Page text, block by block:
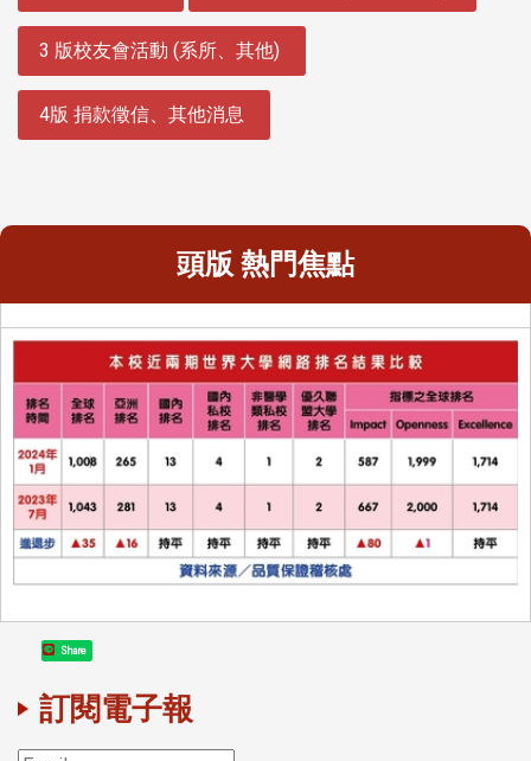
3 版校友會活動 (系所、其他)
4版 捐款徵信、其他消息
頭版 熱門焦點
Share
訂閱電子報